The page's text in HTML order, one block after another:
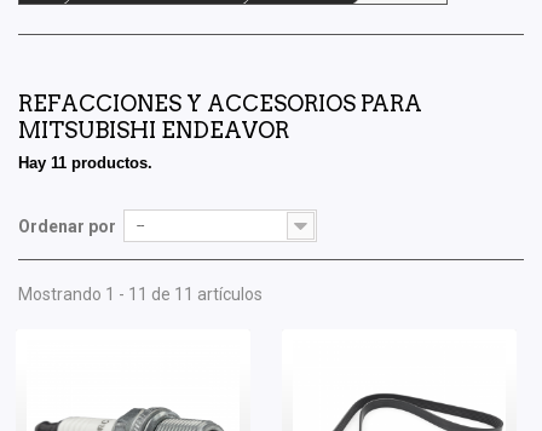
REFACCIONES Y ACCESORIOS PARA
MITSUBISHI ENDEAVOR
Hay 11 productos.
Ordenar por --
Mostrando 1 - 11 de 11 artículos